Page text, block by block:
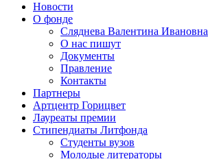
Новости
О фонде
Сляднева Валентина Ивановна
О нас пишут
Документы
Правление
Контакты
Партнеры
Артцентр Горицвет
Лауреаты премии
Стипендиаты Литфонда
Студенты вузов
Молодые литераторы